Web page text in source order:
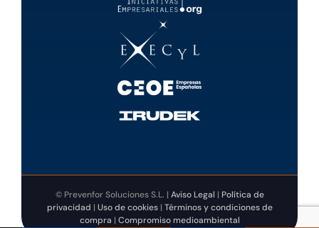
© Prevenfor Soluciones S.L. | Aviso Legal | Política de
privacidad | Uso de cookies| Términos y condiciones de
compra | Compromiso medioambiental